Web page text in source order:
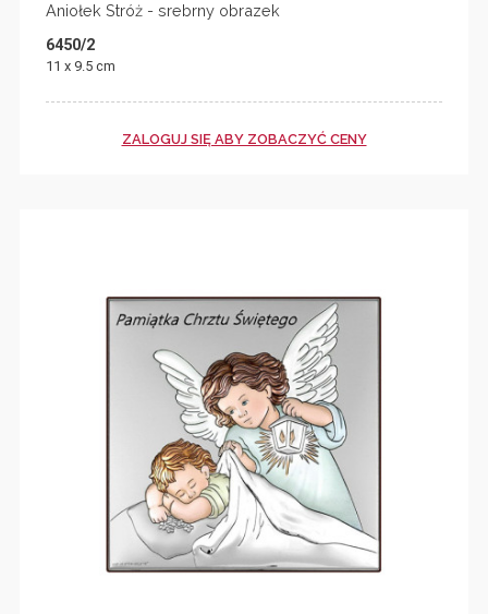
Aniołek Stróż - srebrny obrazek
6450/2
11 x 9.5 cm
ZALOGUJ SIĘ ABY ZOBACZYĆ CENY